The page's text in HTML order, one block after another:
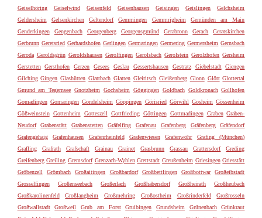
Geiselhöring
Geiselwind Geisenfeld Geisenhausen Geisingen Geislingen
Gelchsheim
Geldersheim
Gelsenkirchen Geltendorf Gemmingen Gemmrigheim
Gemünden am Main
Genderkingen
Gengenbach Georgenberg Georgensgmünd Gerabronn Gerach
Geratskirchen
Gerbrunn Geretsried Gerhardshofen Gerlingen Germaringen Germering Germersheim Gernsbach
Geroda Geroldsgrün Geroldshausen Gerolfingen Gerolsbach Gerolstein Gerolzhofen Gersheim
Gerstetten
Gersthofen Gerzen Gesees Geslau Gessertshausen Gestratz Giebelstadt
Giengen
Gilching Gingen Glashütten Glattbach Glatten Gleiritsch Gleißenberg Glonn Glött Glottertal
Gmund am Tegernsee Gnotzheim Gochsheim Göggingen Goldbach Goldkronach Gollhofen
Gomadingen Gomaringen Gondelsheim Göppingen Görisried Görwihl Gosheim Gössenheim
Gößweinstein Gottenheim Gotteszell Gottfrieding Göttingen Gottmadingen Graben Graben-
Neudorf
Grabenstätt Grabenstetten Gräfelfing Grafenau Grafenberg Gräfenberg
Gräfendorf
Grafengehaig
Grafenhausen Grafenrheinfeld Grafenwiesen Grafenwöhr
Grafing (München)
Grafling
Grafrath Grafschaft Grainau Grainet Grasbrunn Grassau Grattersdorf
Greding
Greifenberg Greiling Gremsdorf Grenzach-Wyhlen Grettstadt Greußenheim Griesingen Griesstätt
Gröbenzell
Grömbach Großaitingen Großbardorf Großbettlingen Großbottwar
Großeibstadt
Grosselfingen
Großenseebach Großerlach Großhabersdorf Großheirath
Großheubach
Großkarolinenfeld
Großlangheim Großmehring Großostheim Großrinderfeld
Großrosseln
Großwallstadt
Großweil Grub am Forst Gruibingen Grundsheim Grünenbach
Grünkraut